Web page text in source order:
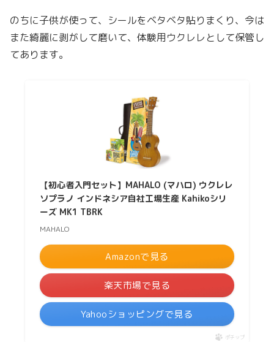
のちに子供が使って、シールをベタベタ貼りまくり、今は
また綺麗に剥がして磨いて、体験用ウクレレとして保管し
てあります。
【初心者入門セット】MAHALO (マハロ) ウクレレ
ソプラノ インドネシア自社工場生産 Kahikoシリ
ーズ MK1 TBRK
MAHALO
Amazonで見る
楽天市場で見る
Yahooショッピングで見る
ポチップ